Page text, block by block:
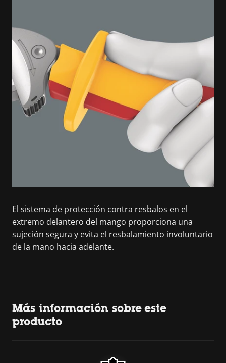
El sistema de protección contra resbalos en el
extremo delantero del mango proporciona una
sujeción segura y evita el resbalamiento involuntario
de la mano hacia adelante.
Más información sobre este
producto